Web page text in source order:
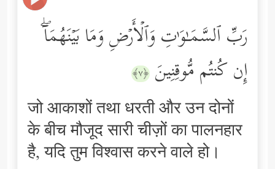
رَبِّ ٱلسَّمَـٰوَ ٰ⁠تِ وَٱلۡأَرۡضِ وَمَا بَیۡنَهُمَاۤۖ
إِن كُنتُم مُّوقِنِینَ ﴿٧﴾
जो आकाशों तथा धरती और उन दोनों
के बीच मौजूद सारी चीज़ों का पालनहार
है, यदि तुम विश्वास करने वाले हो।